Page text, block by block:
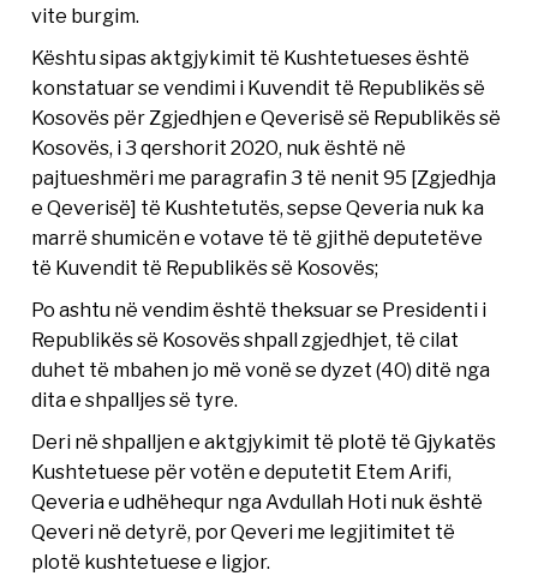
vite burgim.
Kështu sipas aktgjykimit të Kushtetueses është
konstatuar se vendimi i Kuvendit të Republikës së
Kosovës për Zgjedhjen e Qeverisë së Republikës së
Kosovës, i 3 qershorit 2020, nuk është në
pajtueshmëri me paragrafin 3 të nenit 95 [Zgjedhja
e Qeverisë] të Kushtetutës, sepse Qeveria nuk ka
marrë shumicën e votave të të gjithë deputetëve
të Kuvendit të Republikës së Kosovës;
Po ashtu në vendim është theksuar se Presidenti i
Republikës së Kosovës shpall zgjedhjet, të cilat
duhet të mbahen jo më vonë se dyzet (40) ditë nga
dita e shpalljes së tyre.
Deri në shpalljen e aktgjykimit të plotë të Gjykatës
Kushtetuese për votën e deputetit Etem Arifi,
Qeveria e udhëhequr nga Avdullah Hoti nuk është
Qeveri në detyrë, por Qeveri me legjitimitet të
plotë kushtetuese e ligjor.